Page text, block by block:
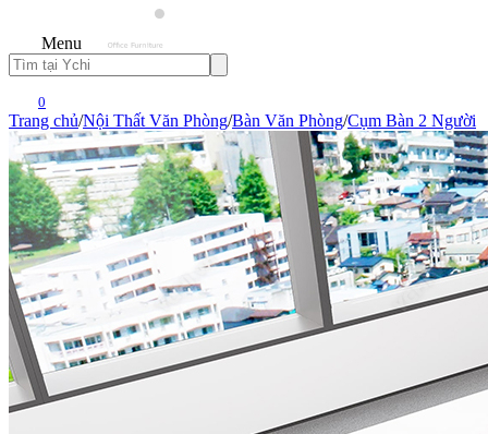
Menu
0
Trang chủ/Nội Thất Văn Phòng/Bàn Văn Phòng/Cụm Bàn 2 Người